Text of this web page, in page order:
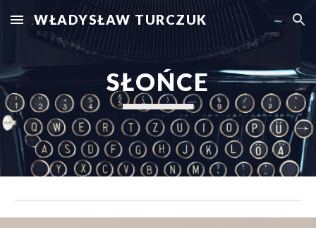
Skip to main content Skip to navigation
WŁADYSŁAW TURCZUK
SŁOŃCE